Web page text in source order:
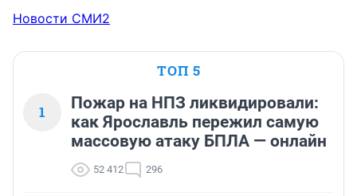
Новости СМИ2
ТОП 5
1
Пожар на НПЗ ликвидировали:
как Ярославль пережил самую
массовую атаку БПЛА — онлайн
52 412 296